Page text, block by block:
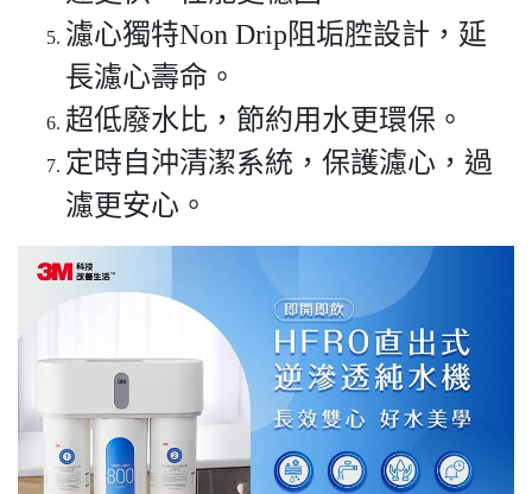
濾心獨特Non Drip阻垢腔設計，延
長濾心壽命。
超低廢水比，節約用水更環保。
定時自沖清潔系統，保護濾心，過
濾更安心。